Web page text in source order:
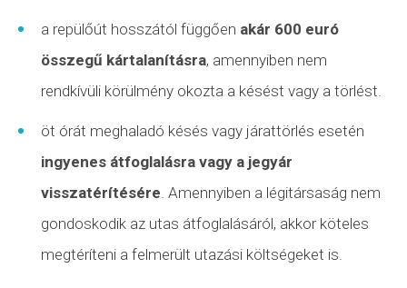
a repülőút hosszától függően akár 600 euró
összegű kártalanításra, amennyiben nem
rendkívüli körülmény okozta a késést vagy a törlést.
öt órát meghaladó késés vagy járattörlés esetén
ingyenes átfoglalásra vagy a jegyár
visszatérítésére . Amennyiben a légitársaság nem
gondoskodik az utas átfoglalásáról, akkor köteles
megtéríteni a felmerült utazási költségeket is.